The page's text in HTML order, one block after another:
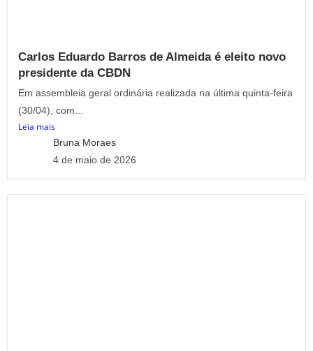
Carlos Eduardo Barros de Almeida é eleito novo
presidente da CBDN
Em assembleia geral ordinária realizada na última quinta-feira
(30/04), com...
Leia mais
Bruna Moraes
4 de maio de 2026